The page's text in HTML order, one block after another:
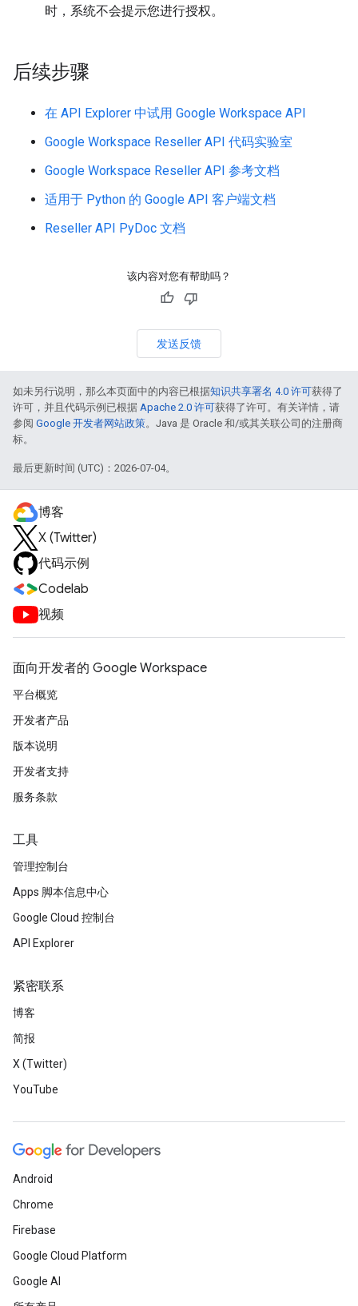
时，系统不会提示您进行授权。
后续步骤
在 API Explorer 中试用 Google Workspace API
Google Workspace Reseller API 代码实验室
Google Workspace Reseller API 参考文档
适用于 Python 的 Google API 客户端文档
Reseller API PyDoc 文档
该内容对您有帮助吗？
发送反馈
如未另行说明，那么本页面中的内容已根据知识共享署名 4.0 许可获得了
许可，并且代码示例已根据 Apache 2.0 许可获得了许可。有关详情，请
参阅 Google 开发者网站政策。Java 是 Oracle 和/或其关联公司的注册商
标。
最后更新时间 (UTC)：2026-07-04。
博客
X (Twitter)
代码示例
Codelab
视频
面向开发者的 Google Workspace
平台概览
开发者产品
版本说明
开发者支持
服务条款
工具
管理控制台
Apps 脚本信息中心
Google Cloud 控制台
API Explorer
紧密联系
博客
简报
X (Twitter)
YouTube
Android
Chrome
Firebase
Google Cloud Platform
Google AI